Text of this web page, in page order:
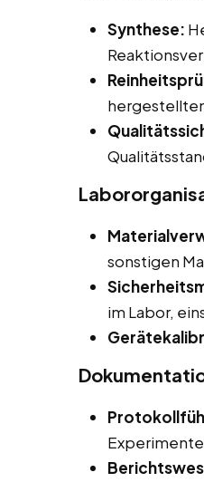
Synthese:
sonstigen
im Labor,